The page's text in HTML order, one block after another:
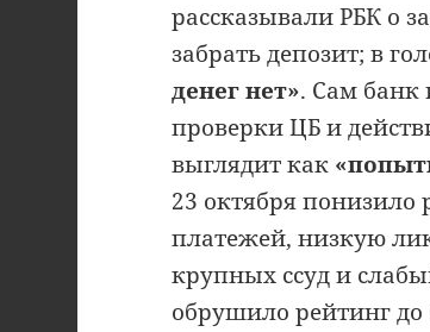
рассказывали РБК о
забрать депозит; в
денег нет». Сам банк
проверки ЦБ и
выглядит как
23 октября понизило
платежей, низкую
крупных ссуд и
обрушило рейтинг до